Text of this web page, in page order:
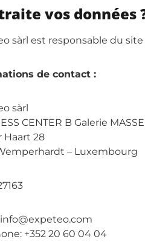
vos données
sàrl est responsable du
de contact :
sàrl
CENTER B Galerie
Haart 28
– Luxembourg
+352 20 60 04 04